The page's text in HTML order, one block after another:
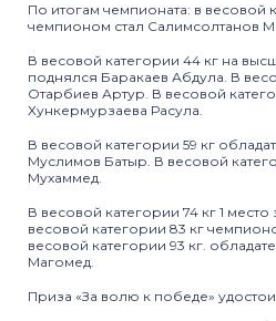
По итогам чемпионата: в весовой
чемпионом стал Салимсолтанов
В весовой категории 44 кг на
поднялся Баракаев Абдула. В
Отарбиев Артур. В весовой
Хункермурзаева Расула.
В весовой категории 59 кг
Муслимов Батыр. В весовой
Мухаммед.
В весовой категории 74 кг 1
весовой категории 83 кг
весовой категории 93 кг.
Магомед.
Приза «За волю к победе»